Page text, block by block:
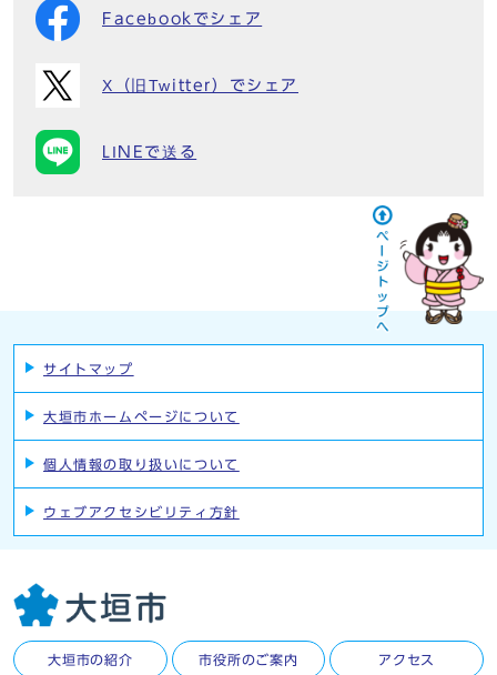
Facebookでシェア
X（旧Twitter）でシェア
LINEで送る
サイトマップ
大垣市ホームページについて
個人情報の取り扱いについて
ウェブアクセシビリティ方針
大垣市の紹介 市役所のご案内 アクセス